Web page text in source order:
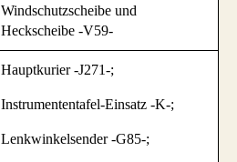
Windschutzscheibe und
Heckscheibe -V59-
Hauptkurier -J271-;
Instrumententafel-Einsatz -K-;
Lenkwinkelsender -G85-;